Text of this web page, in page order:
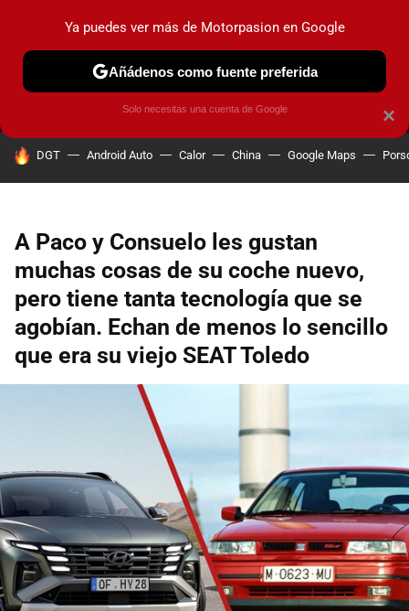
MENÚ NUEVO
COCHES ELÉCTRICOS OBSERVATORIO
HOY SE HABLA DE
DGT Android Auto Calor China Google Maps
A Paco y Consuelo les gustan
muchas cosas de su coche nuevo,
pero tiene tanta tecnología que se
agobían. Echan de menos lo sencillo
que era su viejo SEAT Toledo
×
Ya puedes ver más de Motorpasion en Google
Añádenos como fuente preferida
Solo necesitas una cuenta de Google